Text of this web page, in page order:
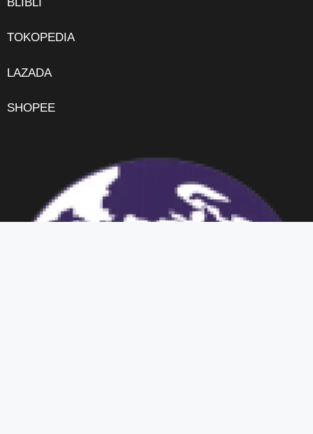
TOKOPEDIA
LAZADA
SHOPEE